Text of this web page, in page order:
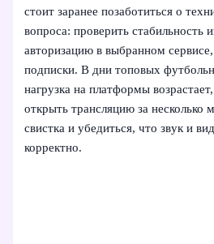
стоит заранее позаботиться о
вопроса: проверить стабильность
авторизацию в выбранном
подписки. В дни топовых
нагрузка на платформы
открыть трансляцию за несколько
свистка и убедиться, что звук и
корректно.